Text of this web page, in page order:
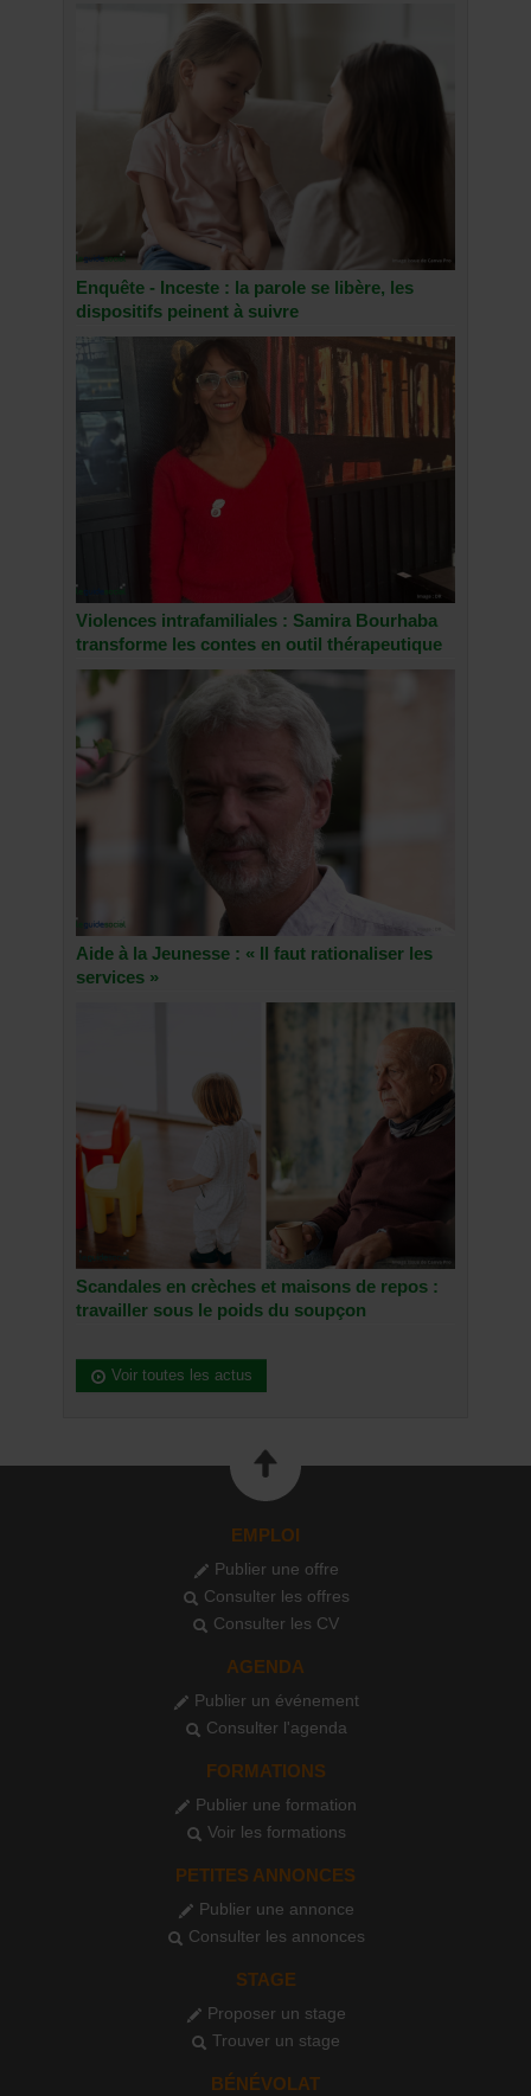
Enquête - Inceste : la parole se libère, les
dispositifs peinent à suivre
Violences intrafamiliales : Samira Bourhaba
transforme les contes en outil thérapeutique
Aide à la Jeunesse : « Il faut rationaliser les
services »
Scandales en crèches et maisons de repos :
travailler sous le poids du soupçon
Voir toutes les actus
EMPLOI
Publier une offre
Consulter les offres
Consulter les CV
AGENDA
Publier un événement
Consulter l'agenda
FORMATIONS
Publier une formation
Voir les formations
PETITES ANNONCES
Publier une annonce
Consulter les annonces
STAGE
Proposer un stage
Trouver un stage
BÉNÉVOLAT